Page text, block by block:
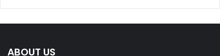
ABOUT US